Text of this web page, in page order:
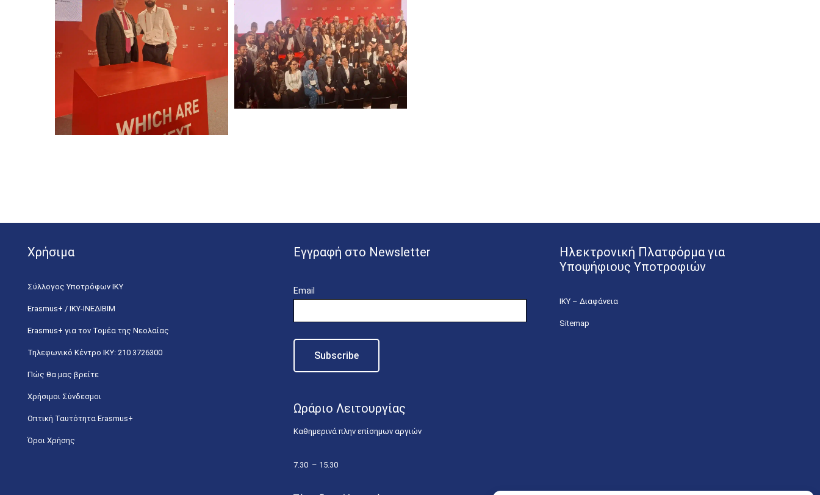
Χρήσιμα
Σύλλογος Υποτρόφων ΙΚΥ
Erasmus+ / ΙΚΥ-ΙΝΕΔΙΒΙΜ
Erasmus+ για τον Τομέα της Νεολαίας
Τηλεφωνικό Κέντρο IKY: 210 3726300
Πώς θα μας βρείτε
Χρήσιμοι Σύνδεσμοι
Οπτική Ταυτότητα Erasmus+
Όροι Χρήσης
Εγγραφή στο Newsletter
Email
Ωράριο Λειτουργίας
Καθημερινά πλην επίσημων αργιών
7.30 – 15.30
Ηλεκτρονική Πλατφόρμα για
Υποψήφιους Υποτροφιών
ΙΚΥ – Διαφάνεια
Sitemap